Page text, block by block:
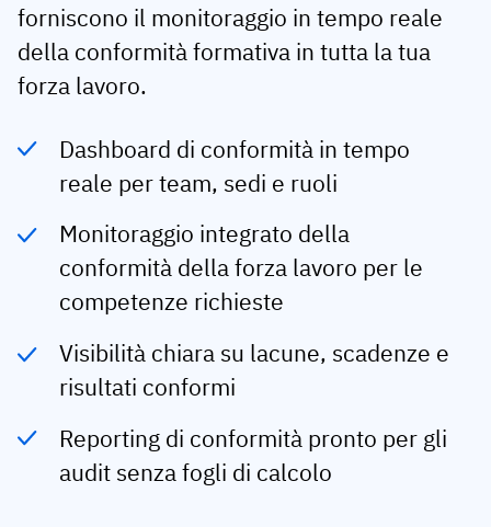
Unione Competenze AI
Profilo del dipendente
Cronologia della formazione
Certificati e licenze
App competenze in prima linea
Conformità
Requisiti di formazione
Preparazione della forza lavoro
Audit trail
Produzione medica
Vedi tutti i settori
Per ruolo
Coordinatore della formazione
Manager delle operazioni
Manager ICT
Logistica
KLM Cargo
Prodotti alimentari
Intersnack
JDE Coffee
Syngenta
Chimica
Lenzing
Ashland
Webinars
Successo del cliente
Base di conoscenze
Stato AG5
Invia una domanda
Azienda
Chi siamo
Contattaci
forniscono il monitoraggio in tempo reale
della conformità formativa in tutta la tua
forza lavoro.
Dashboard di conformità in tempo
reale per team, sedi e ruoli
Monitoraggio integrato della
conformità della forza lavoro per le
competenze richieste
Visibilità chiara su lacune, scadenze e
risultati conformi
Reporting di conformità pronto per gli
audit senza fogli di calcolo